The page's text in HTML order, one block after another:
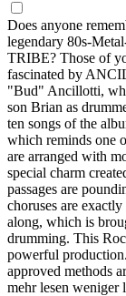
Does anyone
legendary 80s-
TRIBE? Those of
fascinated by
"Bud" Ancillotti,
son Brian as
ten songs of the
which reminds one
are arranged with
special charm
passages are
choruses are
along, which is
drumming. This
powerful
approved methods
mehr lesen weniger